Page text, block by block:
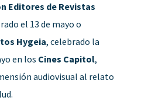
Editores de Revistas
el 13 de mayo o
Hygeia, celebrado la
en los Cines Capitol,
audiovisual al relato